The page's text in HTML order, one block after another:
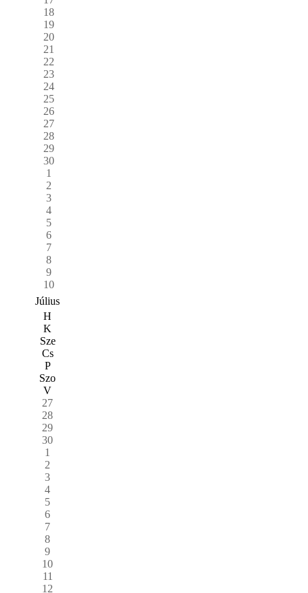
18
19
20
21
22
23
24
25
26
27
28
29
30
1
2
3
4
5
6
7
8
9
10
Július
H
K
Sze
Cs
P
Szo
V
27
28
29
30
1
2
3
4
5
6
7
8
9
10
11
12